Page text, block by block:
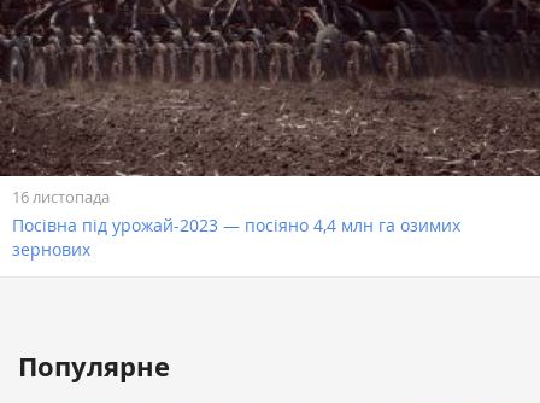
16 листопада
Посівна під урожай-2023 — посіяно 4,4 млн га озимих
зернових
Популярне